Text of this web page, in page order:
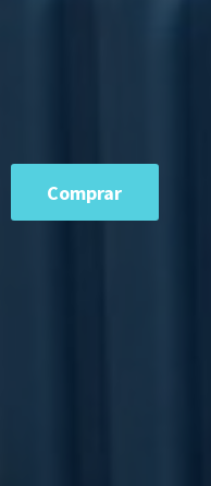
Comprar